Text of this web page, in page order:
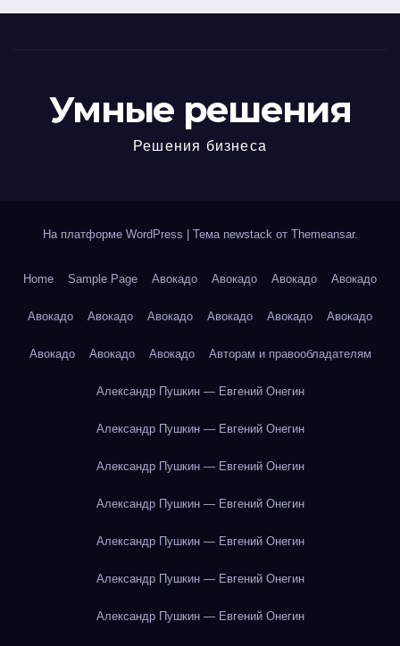
Умные решения
Решения бизнеса
На платформе WordPress Тема newstack от Themeansar.
Home Sample Page Авокадо Авокадо Авокадо Авокадо
Авокадо Авокадо Авокадо Авокадо Авокадо Авокадо
Авокадо Авокадо Авокадо Авторам и правообладателям
Александр Пушкин — Евгений Онегин
Александр Пушкин — Евгений Онегин
Александр Пушкин — Евгений Онегин
Александр Пушкин — Евгений Онегин
Александр Пушкин — Евгений Онегин
Александр Пушкин — Евгений Онегин
Александр Пушкин — Евгений Онегин